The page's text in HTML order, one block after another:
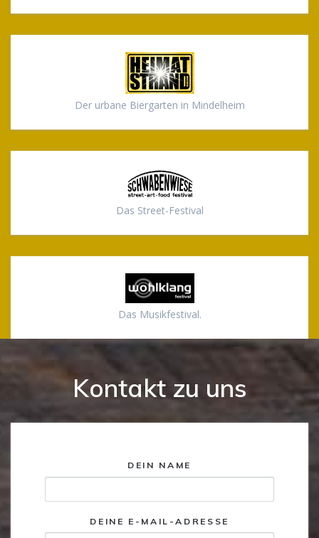
Der urbane Biergarten in Mindelheim
Das Street-Festival
Das Musikfestival.
Kontakt zu uns
DEIN NAME
DEINE E-MAIL-ADRESSE